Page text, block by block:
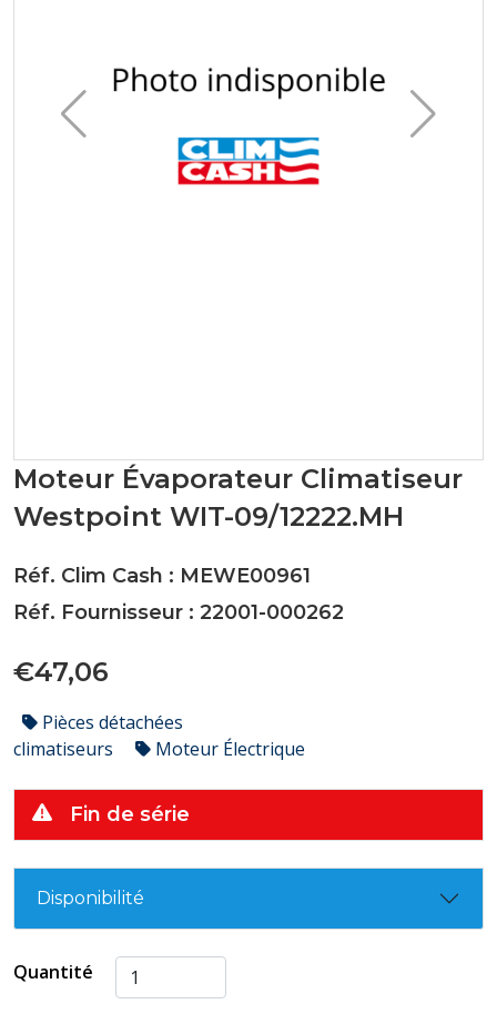
Moteur Évaporateur Climatiseur
Westpoint WIT-09/12222.MH
Réf. Clim Cash : MEWE00961
Réf. Fournisseur : 22001-000262
€47,06
Pièces détachées
climatiseurs
Moteur Électrique
Fin de série
Disponibilité
Quantité